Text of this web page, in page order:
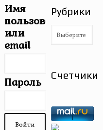
Имя
пользователя
или
email
Пароль
Рубрики
Рубрики
Счетчики